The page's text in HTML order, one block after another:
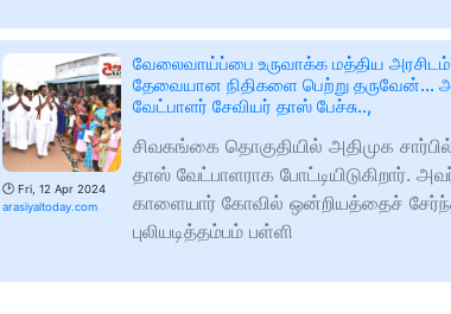
🕑 Fri, 12 Apr 2024
arasiyaltoday.com
வேலைவாய்ப்பை உருவாக்க மத்திய அரசிடம்
தேவையான நிதிகளை பெற்று தருவேன்…
வேட்பாளர் சேவியர் தாஸ் பேச்சு..,
சிவகங்கை தொகுதியில் அதிமுக
தாஸ் வேட்பாளராக போட்டியிடுகிறார்.
காளையார் கோவில் ஒன்றியத்தைச்
புலியடித்தம்பம் பள்ளி